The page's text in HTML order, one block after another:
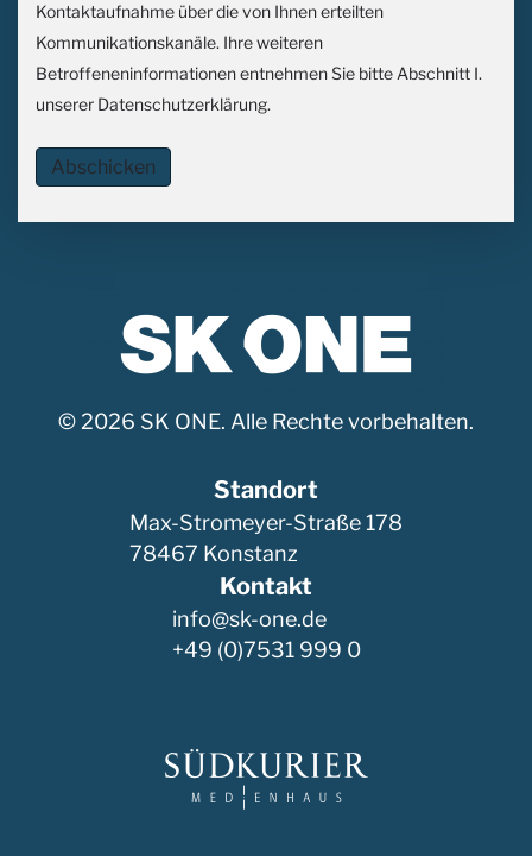
Kontaktaufnahme über die von Ihnen erteilten
Kommunikationskanäle. Ihre weiteren
Betroffeneninformationen entnehmen Sie bitte Abschnitt I.
unserer Datenschutzerklärung.
Abschicken
© 2026 SK ONE. Alle Rechte vorbehalten.
Standort
Max-Stromeyer-Straße 178
78467 Konstanz
Kontakt
info@sk-one.de
+49 (0)7531 999 0